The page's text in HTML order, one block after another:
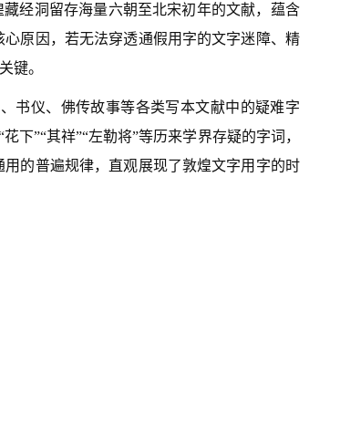
经洞留存海量六朝至北宋初年的文献，蕴含
原因，若无法穿透通假用字的文字迷障、精
键。
书仪、佛传故事等各类写本文献中的疑难字
”“其祥”“左勒将”等历来学界存疑的字词，
的普遍规律，直观展现了敦煌文字用字的时